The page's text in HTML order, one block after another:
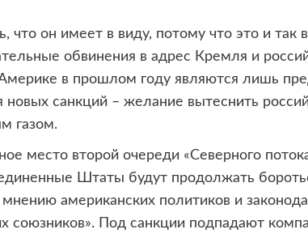
что он имеет в виду, потому что это и так
обвинения в адрес Кремля и
в прошлом году являются лишь
новых санкций – желание вытеснить
газом.
место второй очереди «Северного
Штаты будут продолжать
американских политиков и
союзников». Под санкции подпадают